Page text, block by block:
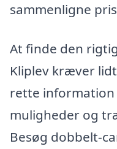
sammenligne
At finde den
Kliplev kræver
rette information
muligheder og
Besøg dobbelt-